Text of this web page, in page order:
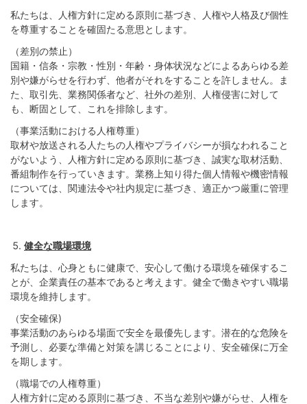
私たちは、人権方針に定める原則に基づき、人権や人格及び個性
を尊重することを確固たる意思とします。
（差別の禁止）
国籍・信条・宗教・性別・年齢・身体状況などによるあらゆる差
別や嫌がらせを行わず、他者がそれをすることを許しません。ま
た、取引先、業務関係者など、社外の差別、人権侵害に対して
も、断固として、これを排除します。
（事業活動における人権尊重）
取材や放送される人たちの人権やプライバシーが損なわれること
がないよう、人権方針に定める原則に基づき、誠実な取材活動、
番組制作を行っていきます。業務上知り得た個人情報や機密情報
については、関連法令や社内規定に基づき、適正かつ厳重に管理
します。
健全な職場環境
私たちは、心身ともに健康で、安心して働ける環境を確保するこ
とが、企業責任の基本であると考えます。健全で働きやすい職場
環境を維持します。
（安全確保)
事業活動のあらゆる場面で安全を最優先します。潜在的な危険を
予測し、必要な準備と対策を講じることにより、安全確保に万全
を期します。
（職場での人権尊重）
人権方針に定める原則に基づき、不当な差別や嫌がらせ、人権を